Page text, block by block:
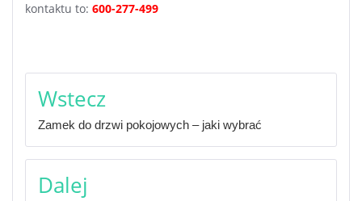
kontaktu to: 600-277-499
wpisu
Wstecz
Zamek do drzwi pokojowych – jaki wybrać
Dalej